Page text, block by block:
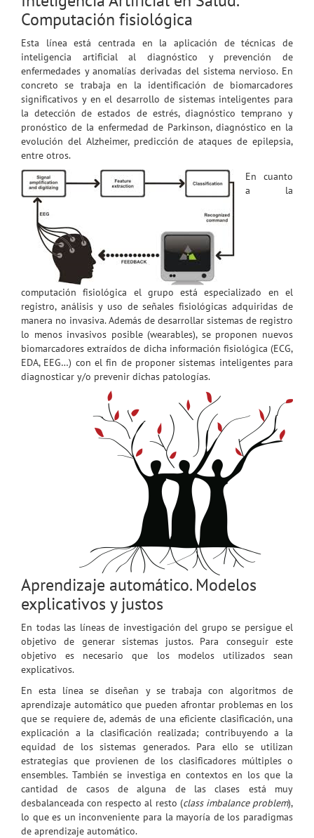
Computación fisiológica
Esta línea está centrada en la aplicación de técnicas de
inteligencia artificial al diagnóstico y prevención de
enfermedades y anomalías derivadas del sistema nervioso. En
concreto se trabaja en la identificación de biomarcadores
significativos y en el desarrollo de sistemas inteligentes para
la detección de estados de estrés, diagnóstico temprano y
pronóstico de la enfermedad de Parkinson, diagnóstico en la
evolución del Alzheimer, predicción de ataques de epilepsia,
entre otros.
En cuanto
a la
computación fisiológica el grupo está especializado en el
registro, análisis y uso de señales fisiológicas adquiridas de
manera no invasiva. Además de desarrollar sistemas de registro
lo menos invasivos posible (wearables), se proponen nuevos
biomarcadores extraídos de dicha información fisiológica (ECG,
EDA, EEG…) con el fin de proponer sistemas inteligentes para
diagnosticar y/o prevenir dichas patologías.
Aprendizaje automático. Modelos
explicativos y justos
En todas las líneas de investigación del grupo se persigue el
objetivo de generar sistemas justos. Para conseguir este
objetivo es necesario que los modelos utilizados sean
explicativos.
En esta línea se diseñan y se trabaja con algoritmos de
aprendizaje automático que pueden afrontar problemas en los
que se requiere de, además de una eficiente clasificación, una
explicación a la clasificación realizada; contribuyendo a la
equidad de los sistemas generados. Para ello se utilizan
estrategias que provienen de los clasificadores múltiples o
ensembles. También se investiga en contextos en los que la
cantidad de casos de alguna de las clases está muy
desbalanceada con respecto al resto (class imbalance problem),
lo que es un inconveniente para la mayoría de los paradigmas
de aprendizaje automático.